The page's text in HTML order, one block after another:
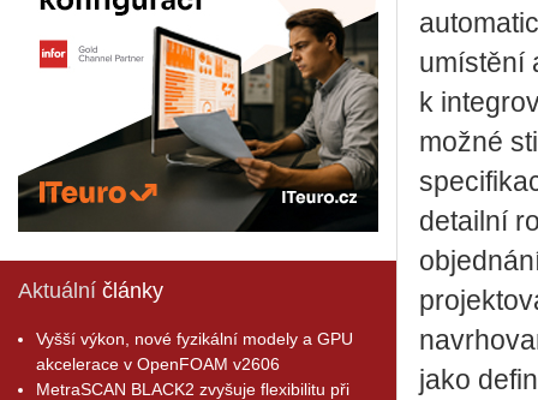
Aktuální články
Vyšší výkon, nové fyzikální modely a GPU
akcelerace v OpenFOAM v2606
MetraSCAN BLACK2 zvyšuje flexibilitu při
umístění
k
možné
detailní
jako